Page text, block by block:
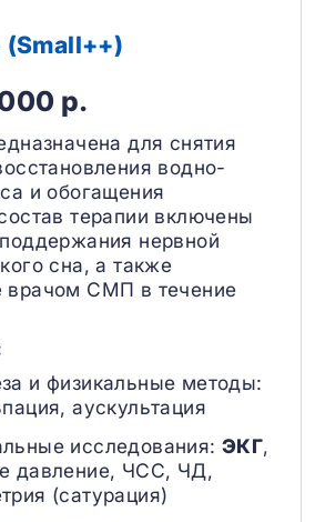
(Small++)
р.
для снятия
водно-
и обогащения
терапии включены
нервной
сна, а также
врачом СМП в течение
и физикальные методы:
аускультация
исследования: ЭКГ,
давление, ЧСС, ЧД,
(сатурация)